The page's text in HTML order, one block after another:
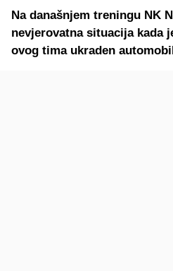
Na današnjem treningu NK
nevjerovatna situacija kada
ovog tima ukraden